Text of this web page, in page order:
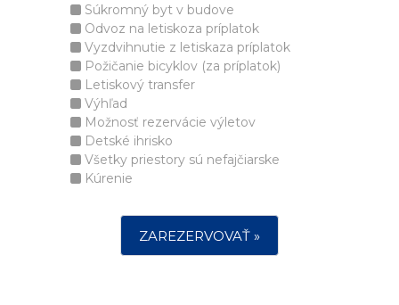
Súkromný byt v budove
Odvoz na letiskoza príplatok
Vyzdvihnutie z letiskaza príplatok
Požičanie bicyklov (za príplatok)
Letiskový transfer
Výhľad
Možnosť rezervácie výletov
Detské ihrisko
Všetky priestory sú nefajčiarske
Kúrenie
ZAREZERVOVAŤ »